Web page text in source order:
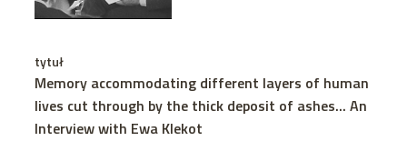
tytuł
Memory accommodating different layers of human
lives cut through by the thick deposit of ashes... An
Interview with Ewa Klekot